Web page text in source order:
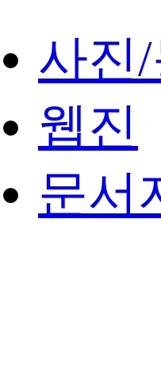
사진
웹진
문서